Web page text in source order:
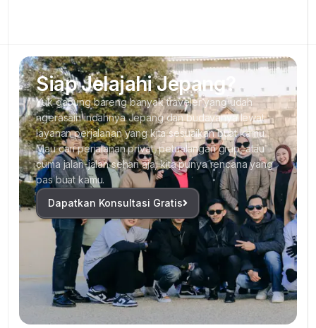
Siap Jelajahi Jepang?
Yuk gabung bareng banyak traveler yang udah
ngerasain indahnya Jepang dan budayanya lewat
layanan perjalanan yang kita sesuaikan buat kamu.
Mau cari perjalanan privat, petualangan grup, atau
cuma jalan-jalan sehari aja, kita punya rencana yang
pas buat kamu.
Dapatkan Konsultasi Gratis